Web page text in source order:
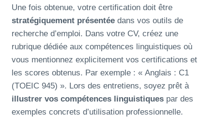
Une fois obtenue, votre certification doit être
stratégiquement présentée dans vos outils de
recherche d’emploi. Dans votre CV, créez une
rubrique dédiée aux compétences linguistiques où
vous mentionnez explicitement vos certifications et
les scores obtenus. Par exemple : « Anglais : C1
(TOEIC 945) ». Lors des entretiens, soyez prêt à
illustrer vos compétences linguistiques par des
exemples concrets d’utilisation professionnelle.